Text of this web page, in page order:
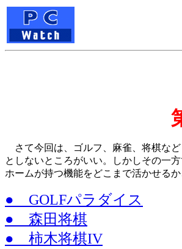
さて今回は、ゴルフ、麻雀、将棋な
としないところがいい。しかしその一
ホームが持つ機能をどこまで活かせる
● GOLFパラダイス
● 森田将棋
● 柿木将棋IV